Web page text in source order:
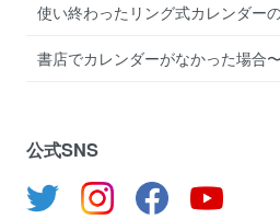
使い終わったリング式カレンダー
書店でカレンダーがなかった場合
公式SNS